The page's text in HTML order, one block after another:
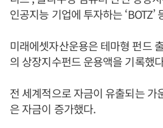
인공지능 기업에 투자하는 ‘BOTZ’
미래에셋자산운용은 테마형 펀드
의 상장지수펀드 운용액을 기록했
전 세계적으로 자금이 유출되는 가
은 자금이 증가했다.